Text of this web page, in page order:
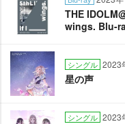
THE
wings. Blu-
シングル 2023
星の声
シングル 2023